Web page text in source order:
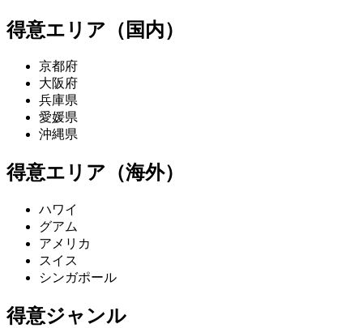
得意エリア（国内）
京都府
大阪府
兵庫県
愛媛県
沖縄県
得意エリア（海外）
ハワイ
グアム
アメリカ
スイス
シンガポール
得意ジャンル